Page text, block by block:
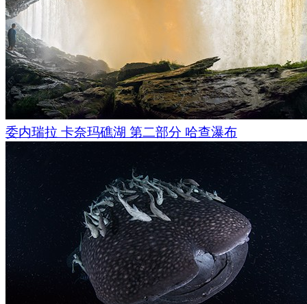
委内瑞拉 卡奈玛礁湖 第二部分 哈查瀑布